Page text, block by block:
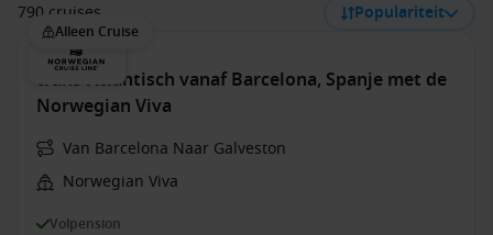
790 cruises Populariteit
Alleen Cruise
trans-Atlantisch vanaf Barcelona, Spanje met de
Norwegian Viva
Van Barcelona Naar Galveston
Norwegian Viva
Volpension